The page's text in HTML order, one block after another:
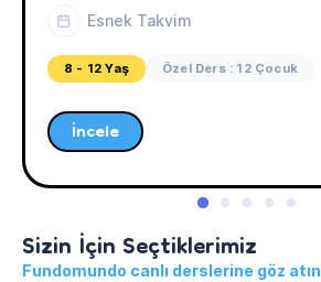
Esnek Takvim
8 - 12 Yaş Özel Ders : 12 Çocuk
İncele
Sizin İçin Seçtiklerimiz
Fundomundo canlı derslerine göz atın